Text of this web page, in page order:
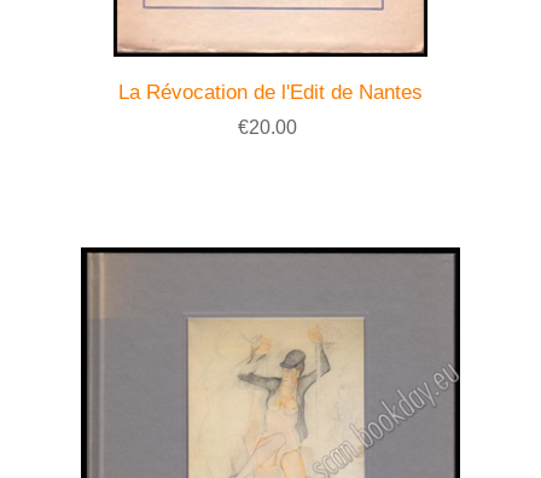
La Révocation de l'Edit de Nantes
€20.00